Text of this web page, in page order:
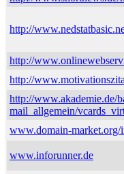
http://
http://
http://
http://www.akademie.de/
mail_allgemein/
www.domain-
www.inforunner.de